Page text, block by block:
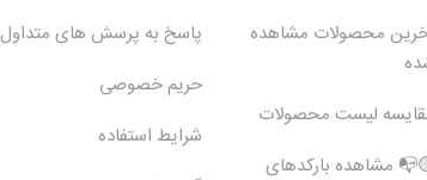
محصولات مشاهده
لیست محصولات
مشاهده بارکدهای
پاسخ به پرسش های متداول
حریم خصوصی
شرایط استفاده